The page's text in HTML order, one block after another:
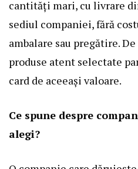
cantități mari, cu livrare
sediul companiei, fără
ambalare sau pregătire.
produse atent selectate
card de aceeași valoare.
Ce spune despre
alegi?